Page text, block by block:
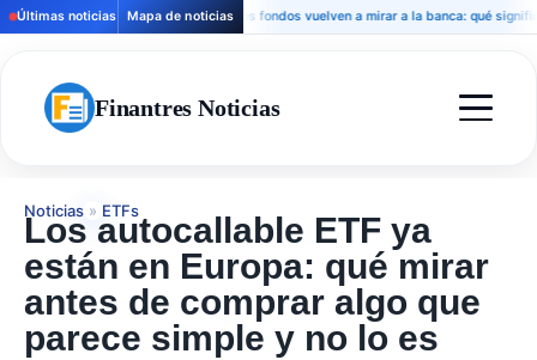
Últimas noticias Mapa de noticiasLos fondos vuelven a mirar a la banca: qué significa
Finantres Noticias
Noticias » ETFs
Los autocallable ETF ya
están en Europa: qué mirar
antes de comprar algo que
parece simple y no lo es